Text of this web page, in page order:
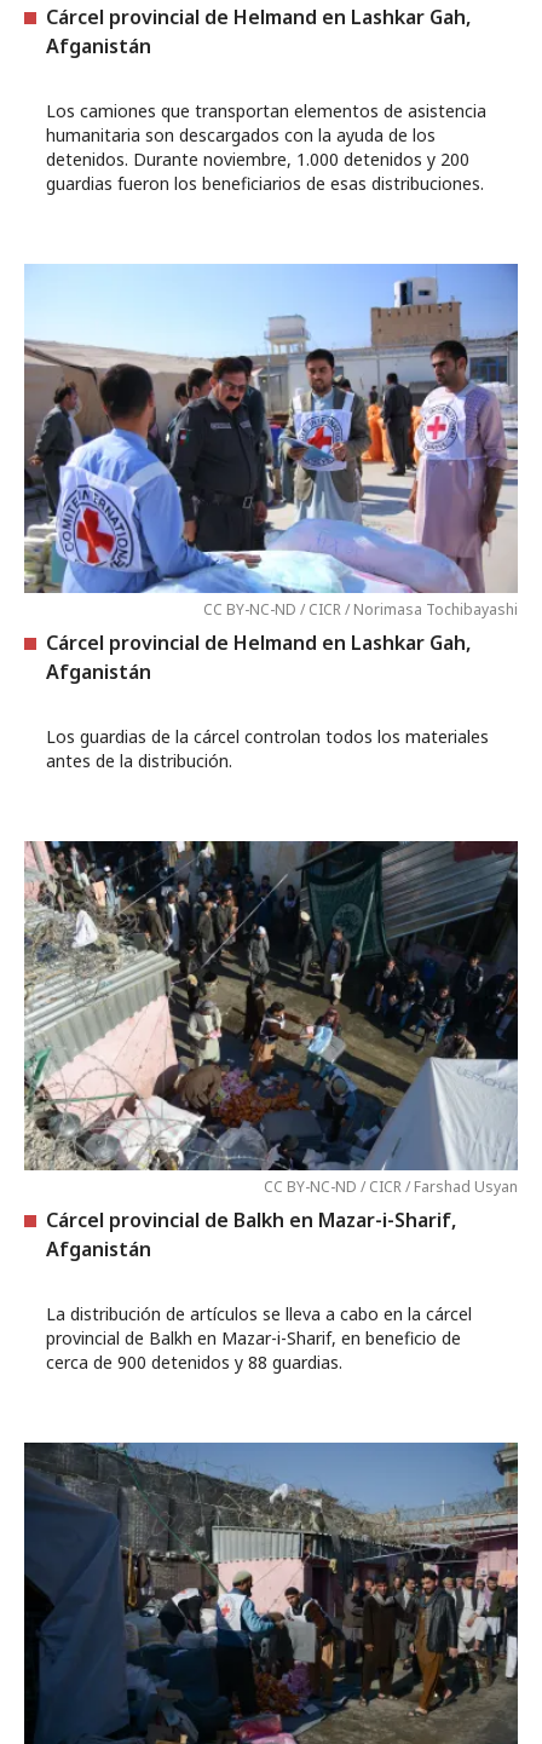
Cárcel provincial de Helmand en Lashkar Gah,
Afganistán
Los camiones que transportan elementos de asistencia
humanitaria son descargados con la ayuda de los
detenidos. Durante noviembre, 1.000 detenidos y 200
guardias fueron los beneficiarios de esas distribuciones.
CC BY-NC-ND / CICR / Norimasa Tochibayashi
Cárcel provincial de Helmand en Lashkar Gah,
Afganistán
Los guardias de la cárcel controlan todos los materiales
antes de la distribución.
CC BY-NC-ND / CICR / Farshad Usyan
Cárcel provincial de Balkh en Mazar-i-Sharif,
Afganistán
La distribución de artículos se lleva a cabo en la cárcel
provincial de Balkh en Mazar-i-Sharif, en beneficio de
cerca de 900 detenidos y 88 guardias.